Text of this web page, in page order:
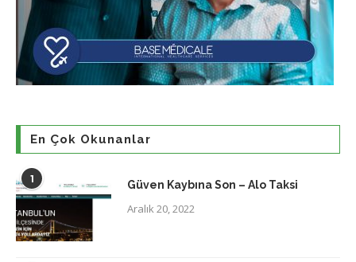
En Çok Okunanlar
1 Güven Kaybına Son – Alo Taksi
Aralık 20, 2022